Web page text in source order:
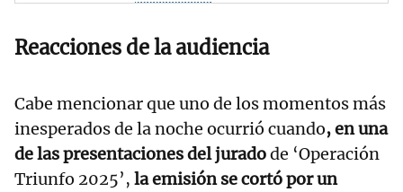
Reacciones de la audiencia
Cabe mencionar que uno de los momentos más
inesperados de la noche ocurrió cuando, en una
de las presentaciones del juradode ‘Operación
Triunfo 2025’, la emisión se cortó por un